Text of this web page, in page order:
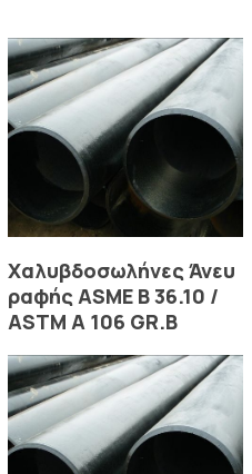
Read More
Χαλυβδοσωλήνες Άνευ
ραφής ASME B 36.10 /
ASTM A 106 GR.B